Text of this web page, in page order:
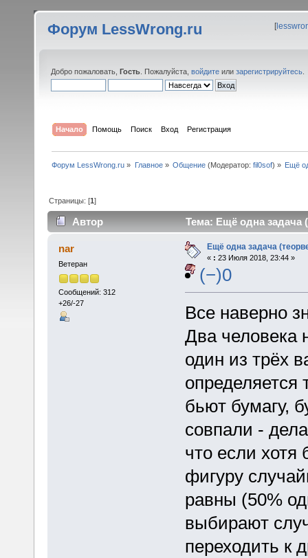
Форум LessWrong.ru [
Добро пожаловать, Гость . Пожалуйста, войдите или зарегистрируйтесь
Начало Помощь Поиск Вход Регистрация
Форум LessWrong.ru » Главное» Общение(Модератор: fil0sof) » Ещё
Страницы: [1]
Автор Тема: Ещё одна задача
nar
Ветеран
Сообщений: 312
+26/-27
Ещё одна задача
« : 23 Июля 2018, 23:44 »
(−)0
Все наверно
Два человека
один из трёх
бьют бумагу,
совпали -
что если хотя
фигуру
равны (50%
выбирают
переходить к